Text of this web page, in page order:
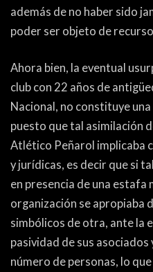
además de no haber sido
poder ser objeto de
Ahora bien, la eventual
club con 22 años de
Nacional, no constituye
puesto que tal asimilación
Atlético Peñarol implicaba
y jurídicas, es decir que si
en presencia de una estafa
organización se apropiaba
simbólicos de otra, ante la
pasividad de sus
número de personas, lo